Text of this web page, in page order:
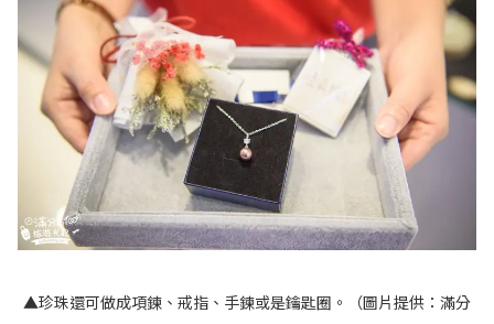
▲珍珠還可做成項鍊、戒指、手鍊或是鑰匙圈。（圖片提供：滿分